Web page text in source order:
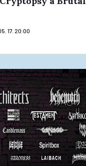
17. 20:00